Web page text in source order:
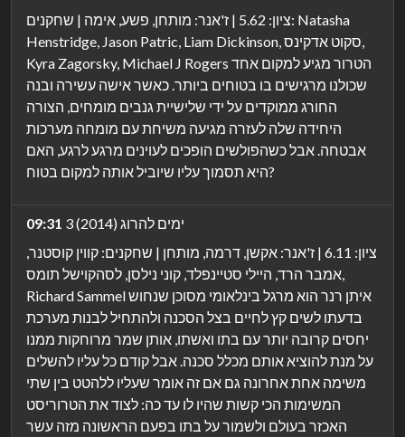
ציון: 5.62 | ז'אנר: מותחן, פשע, אימה | שחקנים: Natasha
Henstridge, Jason Patric, Liam Dickinson, סקוט אדקינס,
Kyra Zagorsky, Michael J Rogers הטרור מגיע למקום אחד
שכולנו מרגישים בו בטוחים ביותר. כאשר אישה עשירה ובנה
החורג ממוקדים על ידי שלישיית גנבים מומחים, הצורה
היחידה שלה לעזרה מגיעה משיחת עם מומחה מערכות
אבטחה. אבל כשהפולשים הופכים לעוינים מרגע לרגע, האם
היא תסמוך עליו שיוביל אותה למקום בטוח?
09:31
3 ימים להרוג (2014)
ציון: 6.11 | ז'אנר: אקשן, דרמה, מותחן | שחקנים: קווין קוסטנר,
אמבר הרד, היילי סטיינפלד, קוני נילסן, לסהקוישל תומס,
Richard Sammel איתן רנר הוא מרגל בינלאומי מסוכן שנחוש
בדעתו לשים קץ לחיים בצל הסכנה ולהתחיל לבנות מערכת
יחסים קרובה יותר עם בתו ואשתו, אותן שמר מרוחקות ממנו
על מנת להוציא אותם מכלל סכנה. אבל קודם כל עליו להשלים
משימה אחת אחרונה גם אם זה אומר שעליו ללהטט בין שתי
המשימות הכי קשות שהיו לו עד כה: לצוד את הטרוריסט
האכזר בעולם ולשמור על בתו בפעם הראשונה מזה עשר